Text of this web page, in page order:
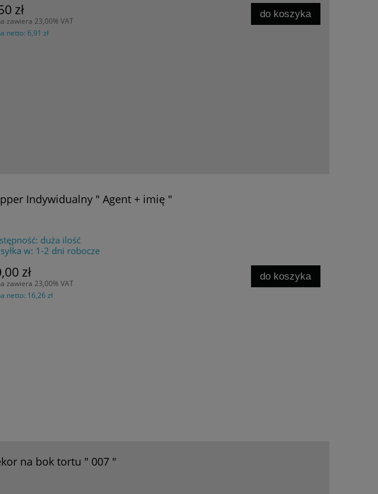
zł
zawiera 23,00% VAT
netto:6,91 zł
do koszyka
Indywidualny " Agent + imię "
duża ilość
w: 1-2 dni robocze
zł
zawiera 23,00% VAT
netto: 16,26 zł
do koszyka
na bok tortu " 007 "